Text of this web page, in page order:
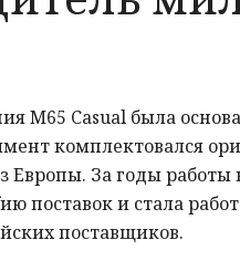
М65 Casual была
комплектовался
Европы. За годы
поставок и стала
поставщиков.